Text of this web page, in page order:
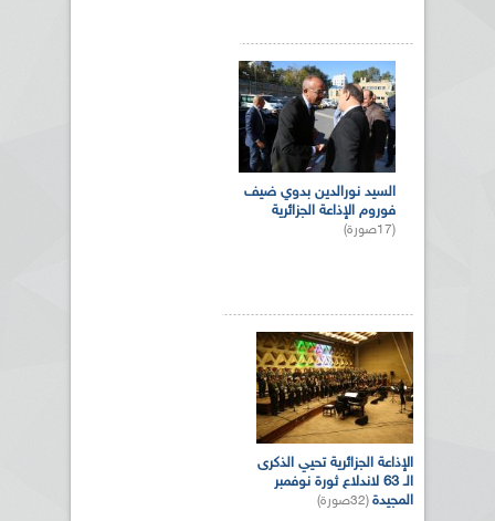
السيد نورالدين بدوي ضيف
فوروم الإذاعة الجزائرية
(17صورة)
الإذاعة الجزائرية تحيي الذكرى
الـ 63 لاندلاع ثورة نوفمبر
المجيدة (32صورة)